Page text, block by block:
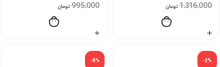
1,316,000 تومان 995,000 تومان
-2%
-8%